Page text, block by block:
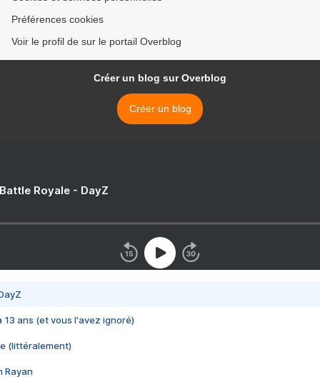
Préférences cookies
Voir le profil de sur le portail Overblog
Créer un blog sur Overblog
Créer un blog
Royale - DayZ
13 ans (et vous l'avez ignoré)
(littéralement)
Rayan